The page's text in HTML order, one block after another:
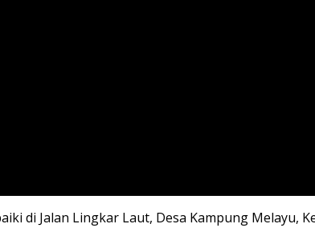
di Jalan Lingkar Laut, Desa Kampung Melayu,